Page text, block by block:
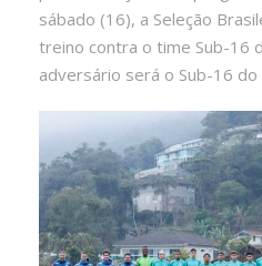
sábado (16), a Seleção
treino contra o time Sub-16
adversário será o Sub-16 do